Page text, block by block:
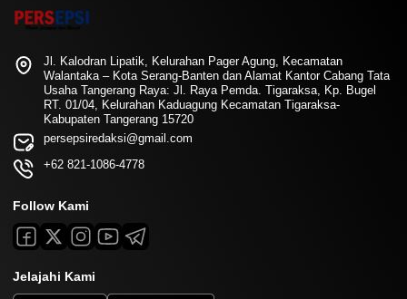
Jl. Kalodran Lipatik, Kelurahan Pager Agung, Kecamatan
Walantaka – Kota Serang-Banten dan Alamat Kantor Cabang Tata
Usaha Tangerang Raya: Jl. Raya Pemda. Tigaraksa, Kp. Bugel
RT. 01/04, Kelurahan Kaduagung Kecamatan Tigaraksa-
Kabupaten Tangerang 15720
persepsiredaksi@gmail.com
+62 821-1086-4778
Follow Kami
Jelajahi Kami